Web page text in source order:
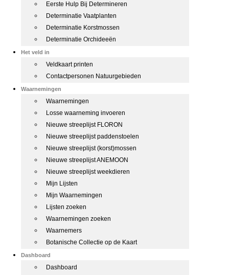
Eerste Hulp Bij Determineren
Determinatie Vaatplanten
Determinatie Korstmossen
Determinatie Orchideeën
Het veld in
Veldkaart printen
Contactpersonen Natuurgebieden
Waarnemingen
Waarnemingen
Losse waarneming invoeren
Nieuwe streeplijst FLORON
Nieuwe streeplijst paddenstoelen
Nieuwe streeplijst (korst)mossen
Nieuwe streeplijst ANEMOON
Nieuwe streeplijst weekdieren
Mijn Lijsten
Mijn Waarnemingen
Lijsten zoeken
Waarnemingen zoeken
Waarnemers
Botanische Collectie op de Kaart
Dashboard
Dashboard